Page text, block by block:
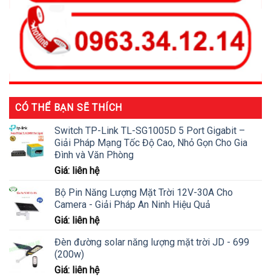
CÓ THỂ BẠN SẼ THÍCH
Switch TP-Link TL-SG1005D 5 Port Gigabit –
Giải Pháp Mạng Tốc Độ Cao, Nhỏ Gọn Cho Gia
Đình và Văn Phòng
Giá: liên hệ
Bộ Pin Năng Lượng Mặt Trời 12V-30A Cho
Camera - Giải Pháp An Ninh Hiệu Quả
Giá: liên hệ
Đèn đường solar năng lượng mặt trời JD - 699
(200w)
Giá: liên hệ